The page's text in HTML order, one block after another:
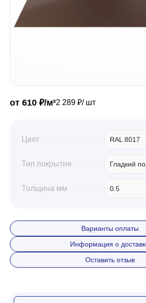
от 610 ₽/м²2 289 ₽/ шт
Цвет RAL 8017
Тип покрытия Гладкий
Толщина мм 0.5
Варианты оплаты
Информация о
Оставить отзыв